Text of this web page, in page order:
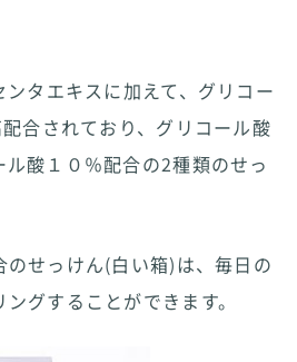
タエキスに加えて、グリコー
合されており、グリコール酸
酸１０％配合の2種類のせっ
せっけん(白い箱)は、毎日の
グすることができます。